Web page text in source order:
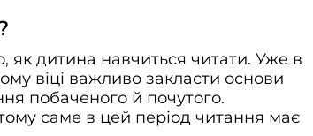
як дитина навчиться читати. Уже в
віці важливо закласти основи
побаченого й почутого.
саме в цей період читання має